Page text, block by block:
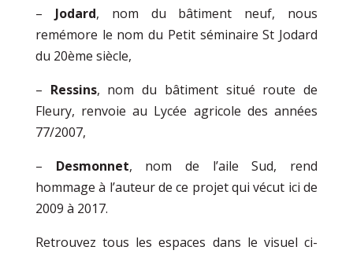
– Jodard, nom du bâtiment neuf, nous
remémore le nom du Petit séminaire St Jodard
du 20ème siècle,
– Ressins, nom du bâtiment situé route de
Fleury, renvoie au Lycée agricole des années
77/2007,
– Desmonnet, nom de l’aile Sud, rend
hommage à l’auteur de ce projet qui vécut ici de
2009 à 2017.
Retrouvez tous les espaces dans le visuel ci-